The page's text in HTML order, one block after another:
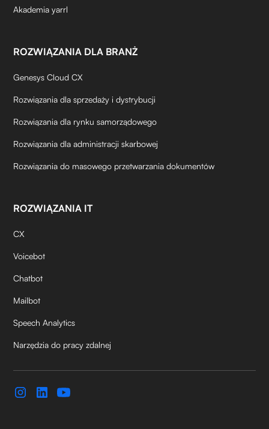
Akademia yarrl
ROZWIĄZANIA DLA BRANŻ
Genesys Cloud CX
Rozwiązania dla sprzedaży i dystrybucji
Rozwiązania dla rynku samorządowego
Rozwiązania dla administracji skarbowej
Rozwiązania do masowego przetwarzania dokumentów
ROZWIĄZANIA IT
CX
Voicebot
Chatbot
Mailbot
Speech Analytics
Narzędzia do pracy zdalnej